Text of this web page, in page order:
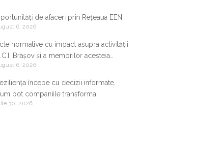
de afaceri prin Rețeaua EEN
6, 2026
normative cu impact asupra activității
Brașov și a membrilor acesteia
05.08.2026
6, 2026
începe cu decizii informate.
pot companiile transforma
de business într-un avantaj
30, 2026